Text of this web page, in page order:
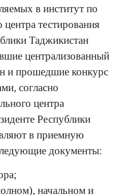
в институт по
тестирования
Таджикистан
централизованный
и прошедшие конкурс
согласно
центра
Республики
в приемную
документы:
начальном и